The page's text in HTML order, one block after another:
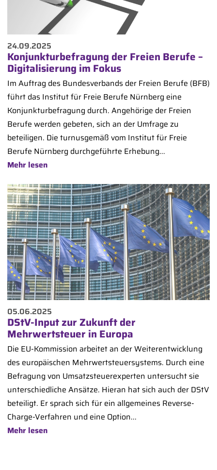
24.09.2025
Konjunkturbefragung der Freien Berufe –
Digitalisierung im Fokus
Im Auftrag des Bundesverbands der Freien Berufe (BFB)
führt das Institut für Freie Berufe Nürnberg eine
Konjunkturbefragung durch. Angehörige der Freien
Berufe werden gebeten, sich an der Umfrage zu
beteiligen. Die turnusgemäß vom Institut für Freie
Berufe Nürnberg durchgeführte Erhebung...
Mehr lesen
05.06.2025
DStV-Input zur Zukunft der
Mehrwertsteuer in Europa
Die EU-Kommission arbeitet an der Weiterentwicklung
des europäischen Mehrwertsteuersystems. Durch eine
Befragung von Umsatzsteuerexperten untersucht sie
unterschiedliche Ansätze. Hieran hat sich auch der DStV
beteiligt. Er sprach sich für ein allgemeines Reverse-
Charge-Verfahren und eine Option...
Mehr lesen